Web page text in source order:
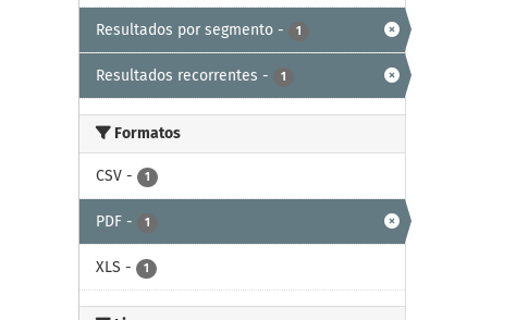
Resultados por segmento - 1
Resultados recorrentes - 1
Formatos
CSV - 1
PDF - 1
XLS - 1